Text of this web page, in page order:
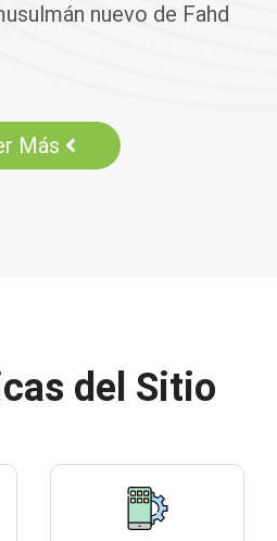
nuevo de Fahd
el cual fu...
Más
del Sitio